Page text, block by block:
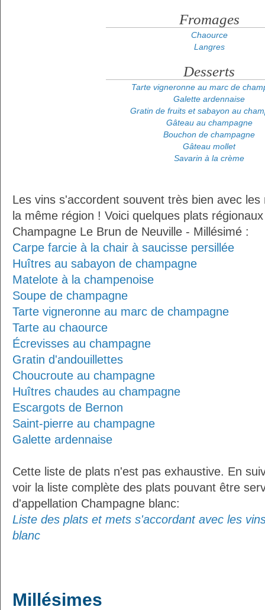
Fromages
Chaource
Langres
Desserts
Tarte vigneronne au marc de
Galette ardennaise
Gratin de fruits et sabayon au
Gâteau au champagne
Bouchon de champagne
Gâteau mollet
Savarin à la crème
Les vins s'accordent souvent très bien avec
la même région ! Voici quelques plats
Champagne Le Brun de Neuville - Millésimé :
Carpe farcie à la chair à saucisse persillée
Huîtres au sabayon de champagne
Matelote à la champenoise
Soupe de champagne
Tarte vigneronne au marc de champagne
Tarte au chaource
Écrevisses au champagne
Gratin d'andouillettes
Choucroute au champagne
Huîtres chaudes au champagne
Escargots de Bernon
Saint-pierre au champagne
Galette ardennaise
Cette liste de plats n'est pas exhaustive. En
voir la liste complète des plats pouvant être
d'appellation Champagne blanc:
Liste des plats et mets s'accordant avec les
blanc
Millésimes